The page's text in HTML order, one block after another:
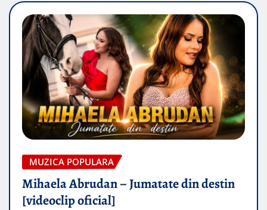
MUZICA POPULARA
Mihaela Abrudan – Jumatate din destin
[videoclip oficial]